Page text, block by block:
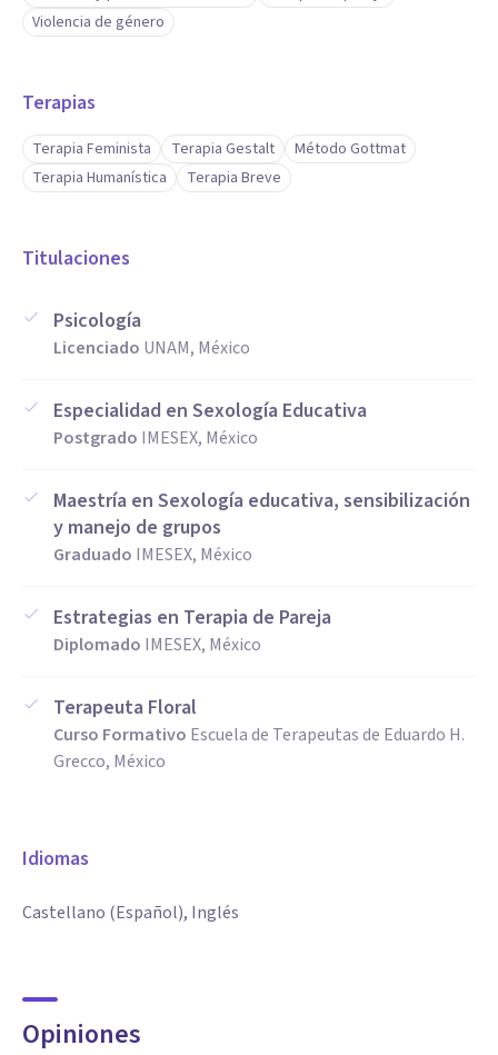
Violencia de género
Terapias
Terapia Feminista Terapia Gestalt
Método Gottmat
Terapia Humanística
Terapia Breve
Titulaciones
Psicología
Licenciado UNAM, México
Especialidad en Sexología Educativa
Postgrado IMESEX, México
Maestría en Sexología educativa, sensibilización
y manejo de grupos
Graduado IMESEX, México
Estrategias en Terapia de Pareja
Diplomado IMESEX, México
Terapeuta Floral
Curso Formativo Escuela de Terapeutas de Eduardo H.
Grecco, México
Idiomas
Castellano (Español), Inglés
Opiniones